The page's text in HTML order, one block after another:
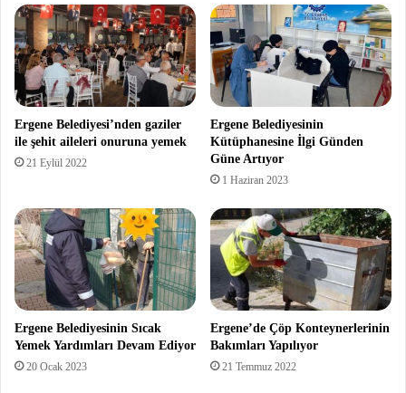
Ergene Belediyesi’nden gaziler
ile şehit aileleri onuruna yemek
21 Eylül 2022
Ergene Belediyesinin
Kütüphanesine İlgi Günden
Güne Artıyor
1 Haziran 2023
Ergene Belediyesinin Sıcak
Yemek Yardımları Devam Ediyor
20 Ocak 2023
Ergene’de Çöp Konteynerlerinin
Bakımları Yapılıyor
21 Temmuz 2022